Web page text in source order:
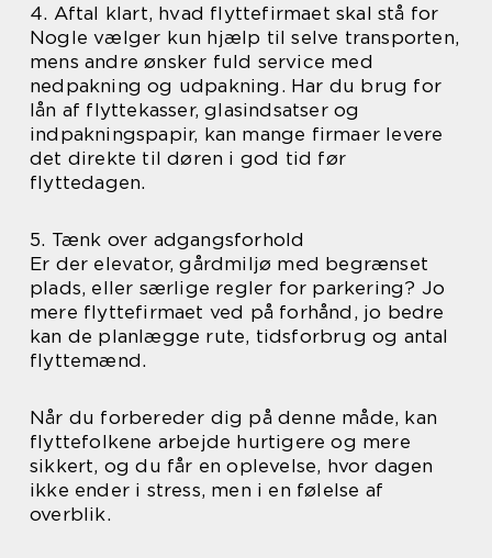
4. Aftal klart, hvad flyttefirmaet skal stå for
Nogle vælger kun hjælp til selve transporten,
mens andre ønsker fuld service med
nedpakning og udpakning. Har du brug for
lån af flyttekasser, glasindsatser og
indpakningspapir, kan mange firmaer levere
det direkte til døren i god tid før
flyttedagen.
5. Tænk over adgangsforhold
Er der elevator, gårdmiljø med begrænset
plads, eller særlige regler for parkering? Jo
mere flyttefirmaet ved på forhånd, jo bedre
kan de planlægge rute, tidsforbrug og antal
flyttemænd.
Når du forbereder dig på denne måde, kan
flyttefolkene arbejde hurtigere og mere
sikkert, og du får en oplevelse, hvor dagen
ikke ender i stress, men i en følelse af
overblik.